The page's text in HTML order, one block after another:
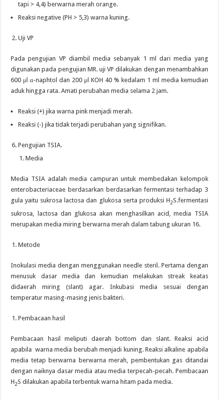
tapi > 4,4) berwarna merah orange.
Reaksi negative (PH > 5,3) warna kuning.
Uji VP
Pada pengujian VP diambil media sebanyak 1 ml dari media yang
digunakan pada pengujian MR. uji VP dilakukan dengan menambahkan
600 μl α-naphtol dan 200 μl KOH 40 % kedalam 1 ml media kemudian
aduk hingga rata. Amati perubahan media selama 2 jam.
Reaksi (+) jika warna pink menjadi merah.
Reaksi (-) jika tidak terjadi perubahan yang signifikan.
Pengujian TSIA.
Media
Media TSIA adalah media campuran untuk membedakan kelompok
enterobacteriaceae berdasarkan berdasarkan fermentasi terhadap 3
gula yaitu sukrosa lactosa dan glukosa serta produksi H2S.fermentasi
sukrosa, lactosa dan glukosa akan menghasilkan acid, media TSIA
merupakan media miring berwarna merah dalam tabung ukuran 16.
Metode
Inokulasi media dengan menggunakan needle steril. Pertama dengan
menusuk dasar media dan kemudian melakukan streak keatas
didaerah miring (slant) agar. Inkubasi media sesuai dengan
temperatur masing-masing jenis bakteri.
Pembacaan hasil
Pembacaan hasil meliputi daerah bottom dan slant. Reaksi acid
apabila warna media berubah menjadi kuning. Reaksi alkaline apabila
media tetap berwarna berwarna merah, pembentukan gas ditandai
dengan naiknya dasar media atau media terpecah-pecah. Pembacaan
H2S dilakukan apabila terbentuk warna hitam pada media.